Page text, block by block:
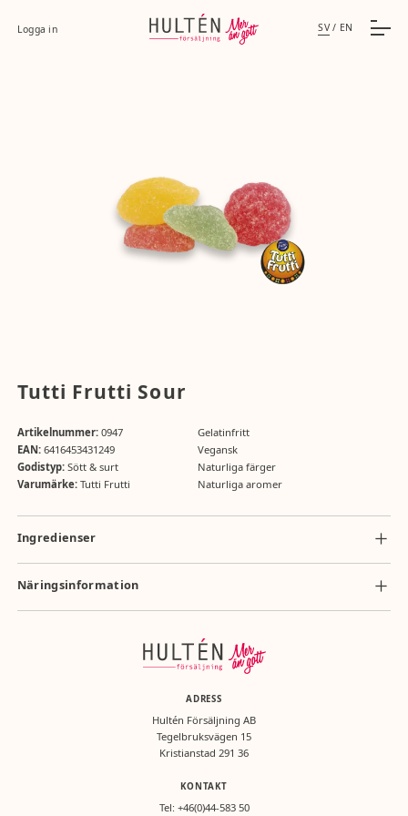
Logga in SV / EN
Tutti Frutti Sour
Artikelnummer:0947
EAN:6416453431249
Godistyp:Sött & surt
Varumärke:Tutti Frutti
Gelatinfritt
Vegansk
Naturliga färger
Naturliga aromer
Ingredienser
Ingredienser: socker, glukossirap, VETESTÄRKELSE, modifierad stärkelse,
surhetsreglerande medel (E270, E330, E325), syra (E330), majsstärkelse,
Näringsinformation
Näringsvärde per 100g: energi 1526 kJ/363 kcal, fett <0,5g (varav mättat
ADRESS
Hultén Försäljning AB
Tegelbruksvägen 15
Kristianstad 291 36
KONTAKT
Tel: +46(0)44-583 50